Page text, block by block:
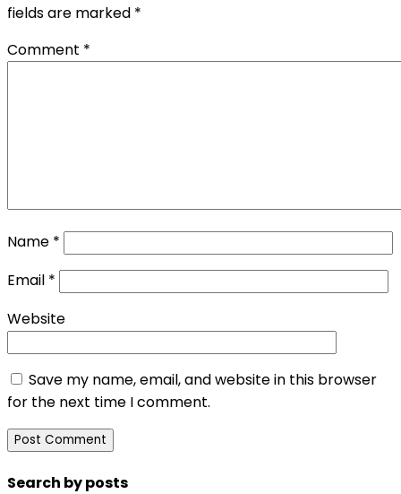
fields are marked *
Comment *
Name *
Email *
Website
Save my name, email, and website in this browser
for the next time I comment.
Search by posts